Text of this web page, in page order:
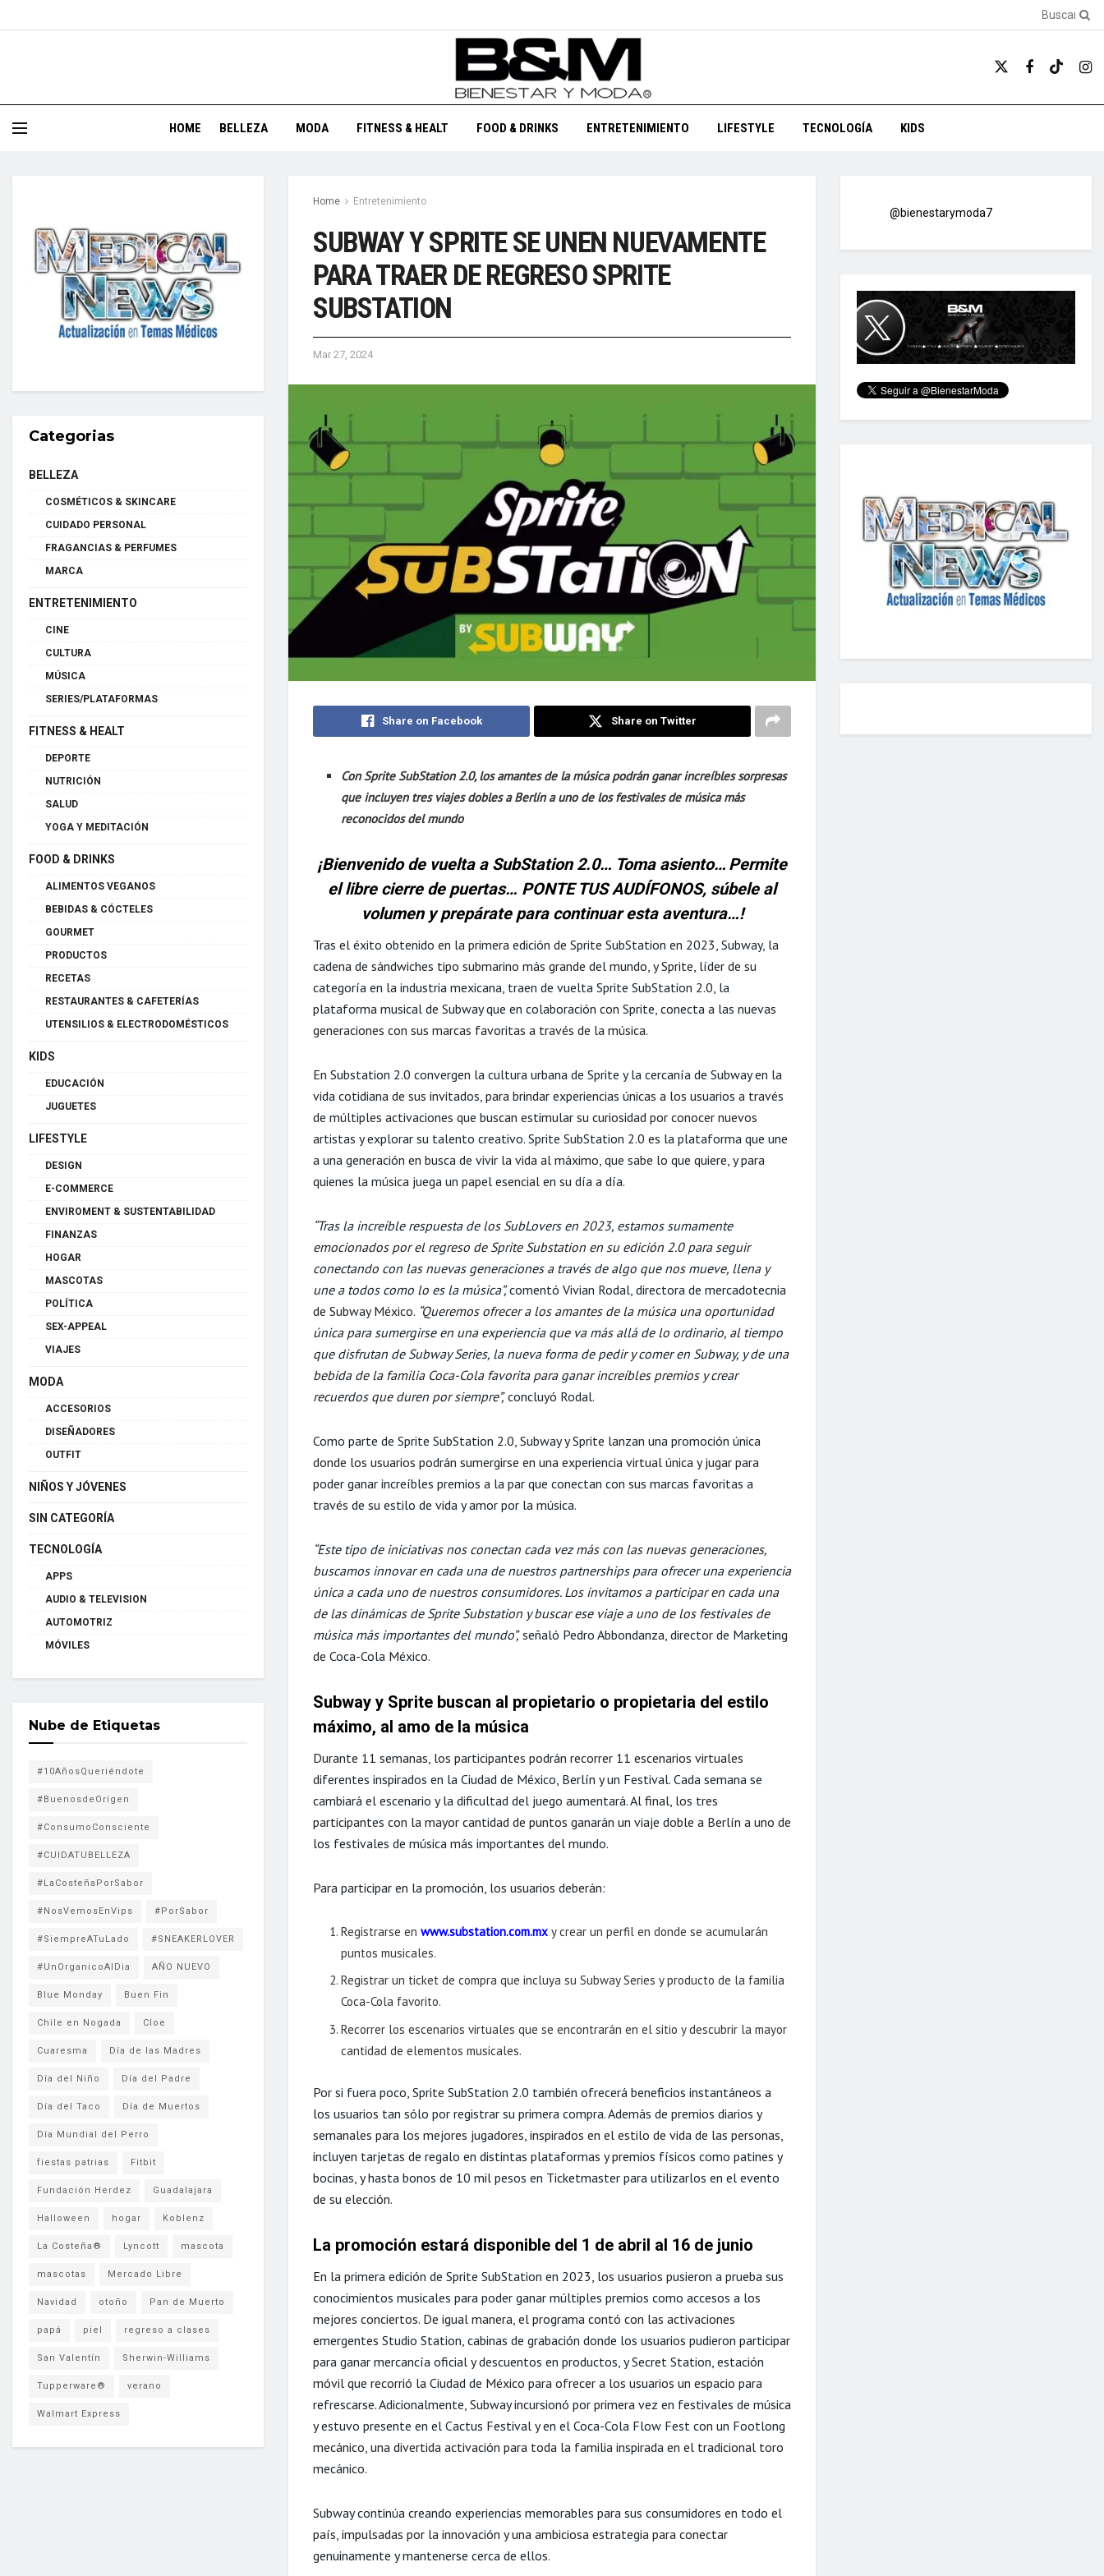
HOME BELLEZA MODA FITNESS & HEALT FOOD & DRINKS ENTRETENIMIENTO LIFESTYLE TECNOLOGÍA KIDS
Home Entretenimiento
SUBWAY Y SPRITE SE UNEN NUEVAMENTE
PARA TRAER DE REGRESO SPRITE
SUBSTATION
Mar 27, 2024
Share on Facebook Share on Twitter
Con Sprite SubStation 2.0, los amantes de la música podrán ganar increíbles sorpresas
que incluyen tres viajes dobles a Berlín a uno de los festivales de música más
reconocidos del mundo
¡Bienvenido de vuelta a SubStation 2.0… Toma asiento… Permite
el libre cierre de puertas… PONTE TUS AUDÍFONOS, súbele al
volumen y prepárate para continuar esta aventura…!
Tras el éxito obtenido en la primera edición de Sprite SubStation en 2023, Subway, la
cadena de sándwiches tipo submarino más grande del mundo, y Sprite, líder de su
categoría en la industria mexicana, traen de vuelta Sprite SubStation 2.0, la
plataforma musical de Subway que en colaboración con Sprite, conecta a las nuevas
generaciones con sus marcas favoritas a través de la música.
En Substation 2.0 convergen la cultura urbana de Sprite y la cercanía de Subway en la
vida cotidiana de sus invitados, para brindar experiencias únicas a los usuarios a través
de múltiples activaciones que buscan estimular su curiosidad por conocer nuevos
artistas y explorar su talento creativo. Sprite SubStation 2.0 es la plataforma que une
a una generación en busca de vivir la vida al máximo, que sabe lo que quiere, y para
quienes la música juega un papel esencial en su día a día.
“Tras la increíble respuesta de los SubLovers en 2023, estamos sumamente
emocionados por el regreso de Sprite Substation en su edición 2.0 para seguir
conectando con las nuevas generaciones a través de algo que nos mueve, llena y
une a todos como lo es la música”,comentó Vivian Rodal, directora de mercadotecnia
de Subway México. “Queremos ofrecer a los amantes de la música una oportunidad
única para sumergirse en una experiencia que va más allá de lo ordinario, al tiempo
que disfrutan de Subway Series, la nueva forma de pedir y comer en Subway, y de una
bebida de la familia Coca-Cola favorita para ganar increíbles premios y crear
recuerdos que duren por siempre”,concluyó Rodal.
Como parte de Sprite SubStation 2.0, Subway y Sprite lanzan una promoción única
donde los usuarios podrán sumergirse en una experiencia virtual única y jugar para
poder ganar increíbles premios a la par que conectan con sus marcas favoritas a
través de su estilo de vida y amor por la música.
“Este tipo de iniciativas nos conectan cada vez más con las nuevas generaciones,
buscamos innovar en cada una de nuestros partnerships para ofrecer una experiencia
única a cada uno de nuestros consumidores. Los invitamos a participar en cada una
de las dinámicas de Sprite Substation y buscar ese viaje a uno de los festivales de
música más importantes del mundo”,señaló Pedro Abbondanza, director de Marketing
de Coca-Cola México.
Subway y Sprite buscan al propietario o propietaria del estilo
máximo, al amo de la música
Durante 11 semanas, los participantes podrán recorrer 11 escenarios virtuales
diferentes inspirados en la Ciudad de México, Berlín y un Festival. Cada semana se
cambiará el escenario y la dificultad del juego aumentará. Al final, los tres
participantes con la mayor cantidad de puntos ganarán un viaje doble a Berlín a uno de
los festivales de música más importantes del mundo.
Para participar en la promoción, los usuarios deberán:
Registrarse enwww.substation.com.mx y crear un perfil en donde se acumularán
puntos musicales.
Registrar un ticket de compra que incluya su Subway Series y producto de la familia
Coca-Cola favorito.
Recorrer los escenarios virtuales que se encontrarán en el sitio y descubrir la mayor
cantidad de elementos musicales.
Por si fuera poco, Sprite SubStation 2.0 también ofrecerá beneficios instantáneos a
los usuarios tan sólo por registrar su primera compra. Además de premios diarios y
semanales para los mejores jugadores, inspirados en el estilo de vida de las personas,
incluyen tarjetas de regalo en distintas plataformas y premios físicos como patines y
bocinas, y hasta bonos de 10 mil pesos en Ticketmaster para utilizarlos en el evento
de su elección.
La promoción estará disponible del 1 de abril al 16 de junio
En la primera edición de Sprite SubStation en 2023, los usuarios pusieron a prueba sus
conocimientos musicales para poder ganar múltiples premios como accesos a los
mejores conciertos. De igual manera, el programa contó con las activaciones
emergentes Studio Station, cabinas de grabación donde los usuarios pudieron participar
para ganar mercancía oficial y descuentos en productos, y Secret Station, estación
móvil que recorrió la Ciudad de México para ofrecer a los usuarios un espacio para
refrescarse. Adicionalmente, Subway incursionó por primera vez en festivales de música
y estuvo presente en el Cactus Festival y en el Coca-Cola Flow Fest con un Footlong
mecánico, una divertida activación para toda la familia inspirada en el tradicional toro
mecánico.
Subway continúa creando experiencias memorables para sus consumidores en todo el
país, impulsadas por la innovación y una ambiciosa estrategia para conectar
genuinamente y mantenerse cerca de ellos.
Categorias
BELLEZA
COSMÉTICOS & SKINCARE
CUIDADO PERSONAL
FRAGANCIAS & PERFUMES
MARCA
ENTRETENIMIENTO
CINE
CULTURA
MÚSICA
SERIES/PLATAFORMAS
FITNESS & HEALT
DEPORTE
NUTRICIÓN
SALUD
YOGA Y MEDITACIÓN
FOOD & DRINKS
ALIMENTOS VEGANOS
BEBIDAS & CÓCTELES
GOURMET
PRODUCTOS
RECETAS
RESTAURANTES & CAFETERÍAS
UTENSILIOS & ELECTRODOMÉSTICOS
KIDS
EDUCACIÓN
JUGUETES
LIFESTYLE
DESIGN
E-COMMERCE
ENVIROMENT & SUSTENTABILIDAD
FINANZAS
HOGAR
MASCOTAS
POLÍTICA
SEX-APPEAL
VIAJES
MODA
ACCESORIOS
DISEÑADORES
OUTFIT
NIÑOS Y JÓVENES
SIN CATEGORÍA
TECNOLOGÍA
APPS
AUDIO & TELEVISION
AUTOMOTRIZ
MÓVILES
Nube de Etiquetas
#10AñosQueriéndote
#BuenosdeOrigen
#ConsumoConsciente
#CUIDATUBELLEZA
#LaCosteñaPorSabor
#NosVemosEnVips #PorSabor
#SiempreATuLado #SNEAKERLOVER
#UnOrganicoAlDia AÑO NUEVO
Blue Monday Buen Fin
Chile en Nogada Cloe
Cuaresma Día de las Madres
Día del Niño Día del Padre
Día del Taco Día de Muertos
Día Mundial del Perro
fiestas patrias Fitbit
Fundación Herdez Guadalajara
Halloween hogar Koblenz
La Costeña® Lyncott mascota
mascotas Mercado Libre
Navidad otoño Pan de Muerto
papá piel regreso a clases
San Valentín Sherwin-Williams
Tupperware® verano
Walmart Express
@bienestarymoda7